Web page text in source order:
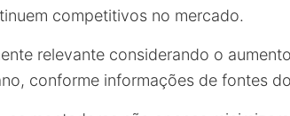
competitivos no mercado.
relevante considerando o
conforme informações de fontes